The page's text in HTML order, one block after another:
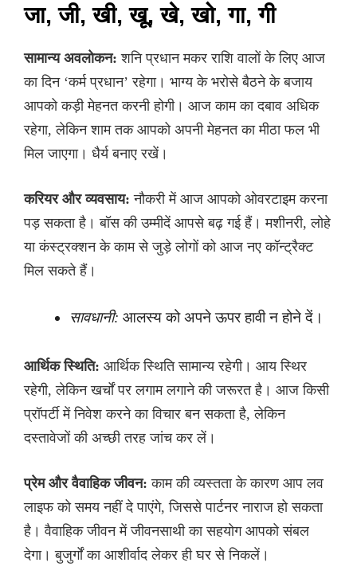
जा, जी, खी, खू, खे, खो, गा, गी
सामान्य अवलोकन: शनि प्रधान मकर राशि वालों के लिए आज
का दिन ‘कर्म प्रधान’ रहेगा। भाग्य के भरोसे बैठने के बजाय
आपको कड़ी मेहनत करनी होगी। आज काम का दबाव अधिक
रहेगा, लेकिन शाम तक आपको अपनी मेहनत का मीठा फल भी
मिल जाएगा। धैर्य बनाए रखें।
करियर और व्यवसाय: नौकरी में आज आपको ओवरटाइम करना
पड़ सकता है। बॉस की उम्मीदें आपसे बढ़ गई हैं। मशीनरी, लोहे
या कंस्ट्रक्शन के काम से जुड़े लोगों को आज नए कॉन्ट्रैक्ट
मिल सकते हैं।
सावधानी: आलस्य को अपने ऊपर हावी न होने दें।
आर्थिक स्थिति: आर्थिक स्थिति सामान्य रहेगी। आय स्थिर
रहेगी, लेकिन खर्चों पर लगाम लगाने की जरूरत है। आज किसी
प्रॉपर्टी में निवेश करने का विचार बन सकता है, लेकिन
दस्तावेजों की अच्छी तरह जांच कर लें।
प्रेम और वैवाहिक जीवन: काम की व्यस्तता के कारण आप लव
लाइफ को समय नहीं दे पाएंगे, जिससे पार्टनर नाराज हो सकता
है। वैवाहिक जीवन में जीवनसाथी का सहयोग आपको संबल
देगा। बुजुर्गों का आशीर्वाद लेकर ही घर से निकलें।